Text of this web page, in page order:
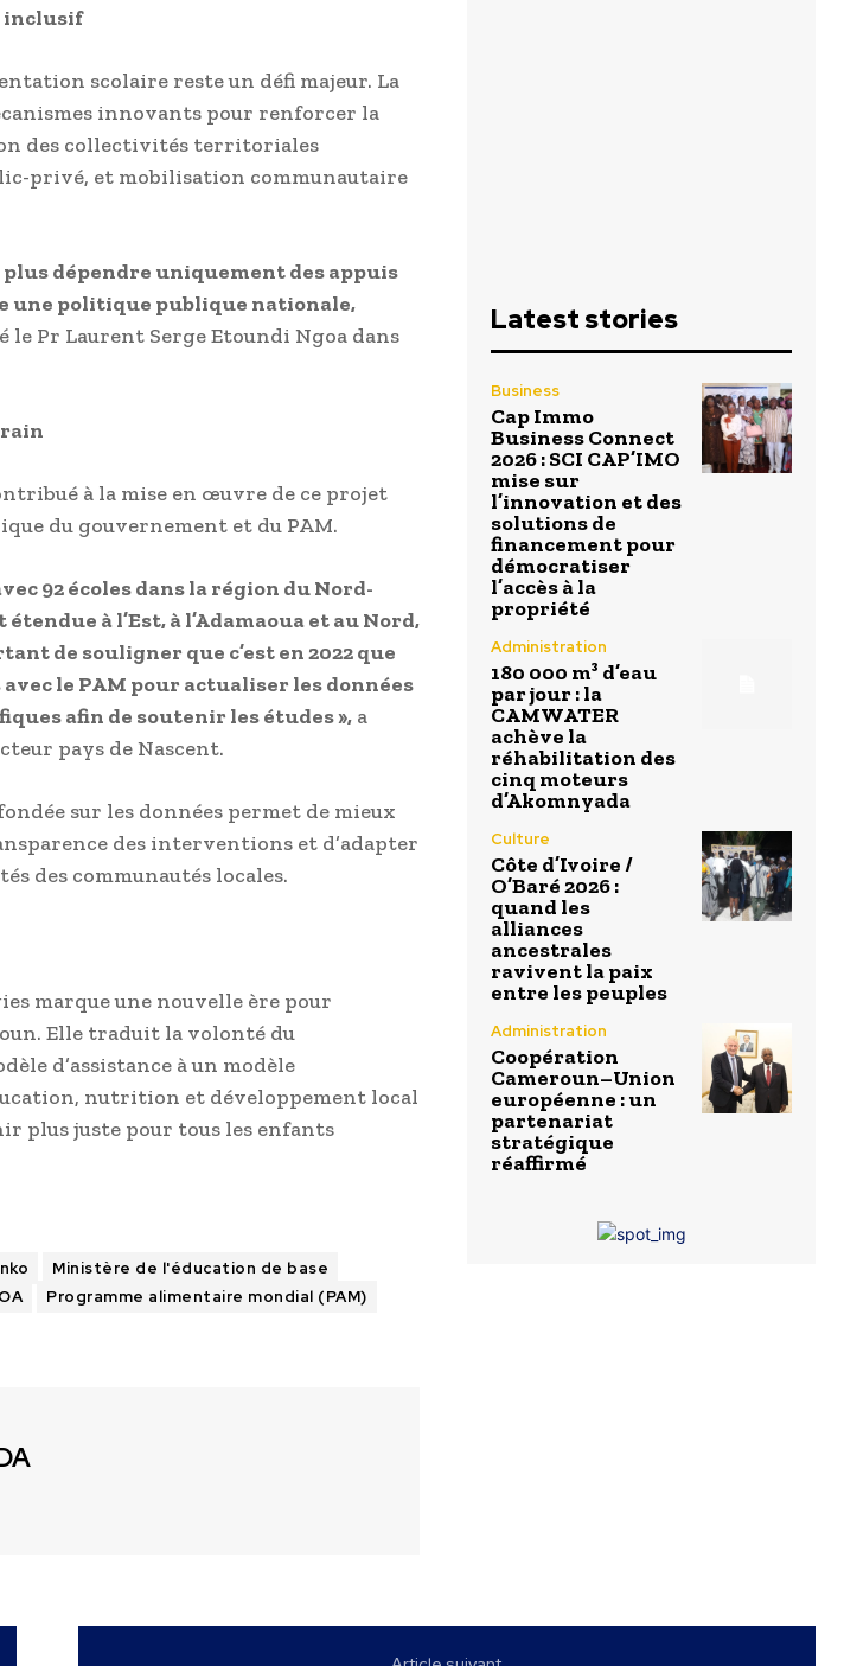
inclusif
scolaire reste un défi majeur. La
innovants pour renforcer la
des collectivités territoriales
privé, et mobilisation communautaire
dépendre uniquement des appuis
une politique publique nationale,
le Pr Laurent Serge Etoundi Ngoa dans
à la mise en œuvre de ce projet
du gouvernement et du PAM.
92 écoles dans la région du Nord-
à l’Est, à l’Adamaoua et au Nord,
de souligner que c’est en 2022 que
le PAM pour actualiser les données
afin de soutenir les études », a
pays de Nascent.
sur les données permet de mieux
des interventions et d’adapter
des communautés locales.
marque une nouvelle ère pour
Elle traduit la volonté du
d’assistance à un modèle
nutrition et développement local
plus juste pour tous les enfants
Ministère de l'éducation de base
Programme alimentaire mondial (PAM)
Latest stories
Business
Cap Immo
Business Connect
2026 : SCI CAP’IMO
mise sur
l’innovation et des
solutions de
financement pour
démocratiser
l’accès à la
propriété
Administration
180 000 m³ d’eau
par jour : la
CAMWATER
achève la
réhabilitation des
cinq moteurs
d’Akomnyada
Culture
Côte d’Ivoire /
O’Baré 2026 :
quand les
alliances
ancestrales
ravivent la paix
entre les peuples
Administration
Coopération
Cameroun–Union
européenne : un
partenariat
stratégique
réaffirmé